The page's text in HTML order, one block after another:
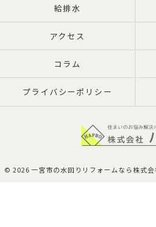
給排水
アクセス
コラム
プライバシーポリシー
© 2026 一宮市の水回りリフォームなら株式会